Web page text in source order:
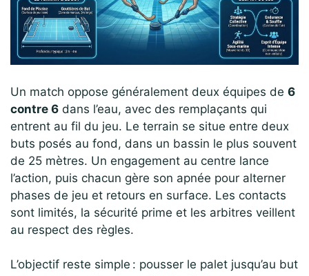
Un match oppose généralement deux équipes de 6
contre 6 dans l’eau, avec des remplaçants qui
entrent au fil du jeu. Le terrain se situe entre deux
buts posés au fond, dans un bassin le plus souvent
de 25 mètres. Un engagement au centre lance
l’action, puis chacun gère son apnée pour alterner
phases de jeu et retours en surface. Les contacts
sont limités, la sécurité prime et les arbitres veillent
au respect des règles.
L’objectif reste simple : pousser le palet jusqu’au but